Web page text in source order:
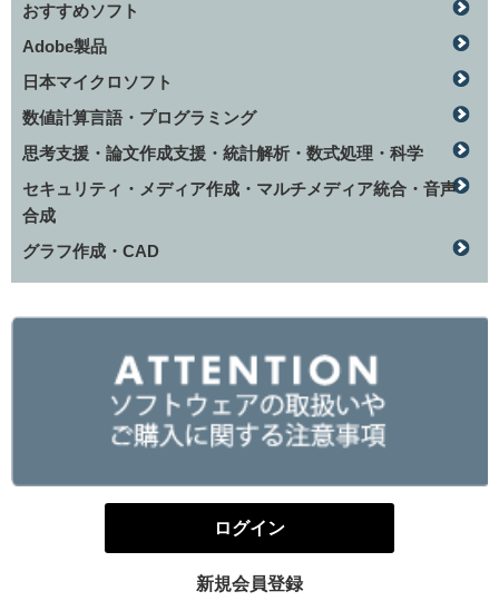
おすすめソフト
Adobe製品
日本マイクロソフト
数値計算言語・プログラミング
思考支援・論文作成支援・統計解析・数式処理・科学
セキュリティ・メディア作成・マルチメディア統合・音声
合成
グラフ作成・CAD
ログイン
新規会員登録